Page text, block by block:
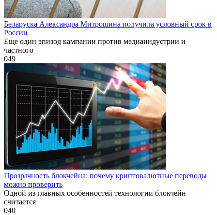
Беларуска Александра Митрошина получила условный срок в
России
Еще один эпизод кампании против медиаиндустрии и
частного
049
Прозрачность блокчейна: почему криптовалютные переводы
можно проверить
Одной из главных особенностей технологии блокчейн
считается
040